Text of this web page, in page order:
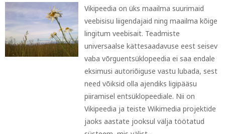
Vikipeedia on üks maailma suurimaid
veebisisu liigendajaid ning maailma kõige
lingitum veebisait. Teadmiste
universaalse kättesaadavuse eest seisev
vaba võrguentsüklopeedia ei saa endale
eksimusi autoriõiguse vastu lubada, sest
need võiksid olla ajendiks ligipääsu
piiramisel entsüklopeediale. Nii on
Vikipeedia ja teiste Wikimedia projektide
jaoks aastate jooksul välja töötatud